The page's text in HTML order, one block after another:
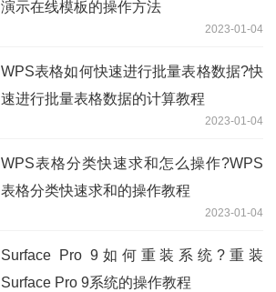
演示在线模板的操作方法
2023-01-04
WPS表格如何快速进行批量表格数据?快
速进行批量表格数据的计算教程
2023-01-04
WPS表格分类快速求和怎么操作?WPS
表格分类快速求和的操作教程
2023-01-04
Surface Pro 9如何重装系统?重装
Surface Pro 9系统的操作教程